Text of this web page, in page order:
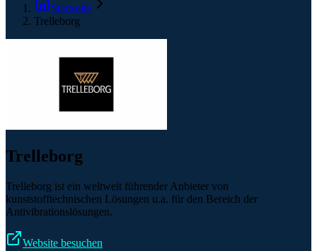
Startseite
Trelleborg
Trelleborg
Trelleborg ist ein weltweit führender Anbieter von
kunststofftechnischen Lösungen u.a. für den Bereich der
Antivibrationslösungen.
Website besuchen